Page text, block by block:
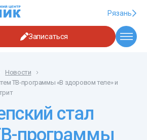
Рязань
Записаться
Новости
ТВ-программы «В здоровом теле» и
программы